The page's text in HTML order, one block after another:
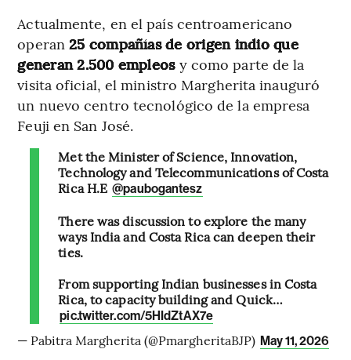
Actualmente, en el país centroamericano
operan25 compañías de origen indio que
generan 2.500 empleos y como parte de la
visita oficial, el ministro Margherita inauguró
un nuevo centro tecnológico de la empresa
Feuji en San José.
Met the Minister of Science, Innovation,
Technology and Telecommunications of Costa
Rica H.E @paubogantesz
There was discussion to explore the many
ways India and Costa Rica can deepen their
ties.
From supporting Indian businesses in Costa
Rica, to capacity building and Quick…
pic.twitter.com/5HIdZtAX7e
— Pabitra Margherita (@PmargheritaBJP) May 11, 2026